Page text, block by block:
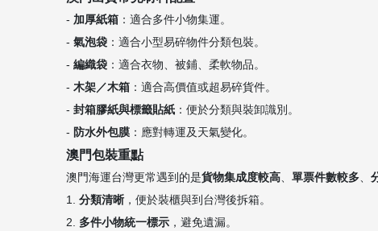
- 加厚紙箱 ：適合多件小物集運。
- 氣泡袋 ：適合小型易碎物件分類包裝。
- 編織袋 ：適合衣物、被鋪、柔軟物品。
- 木架／木箱 ：適合高價值或超易碎貨件。
- 封箱膠紙與標籤貼紙 ：便於分類與裝卸識別。
- 防水外包膜 ：應對轉運及天氣變化。
澳門包裝重點
澳門海運台灣更常遇到的是貨物集成度較高、 單票件數較多、
1. 分類清晰 ，便於裝櫃與到台灣後拆箱。
2. 多件小物統一標示 ，避免遺漏。